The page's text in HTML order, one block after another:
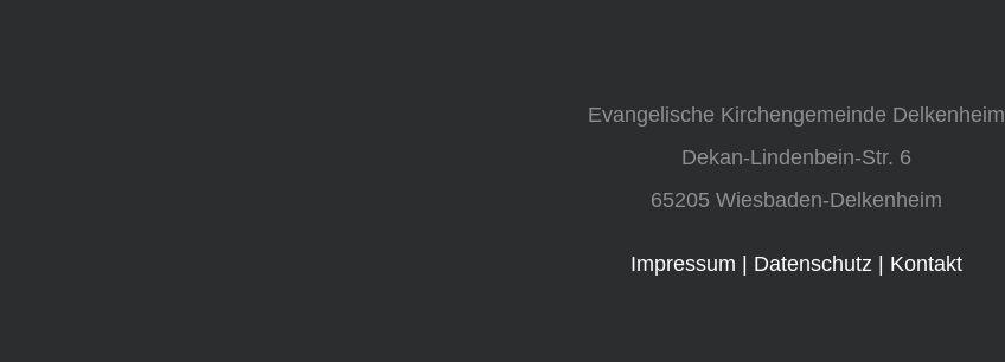
Evangelische Kirchengemeinde Delkenheim
Dekan-Lindenbein-Str. 6
65205 Wiesbaden-Delkenheim
Impressum | Datenschutz | Kontakt